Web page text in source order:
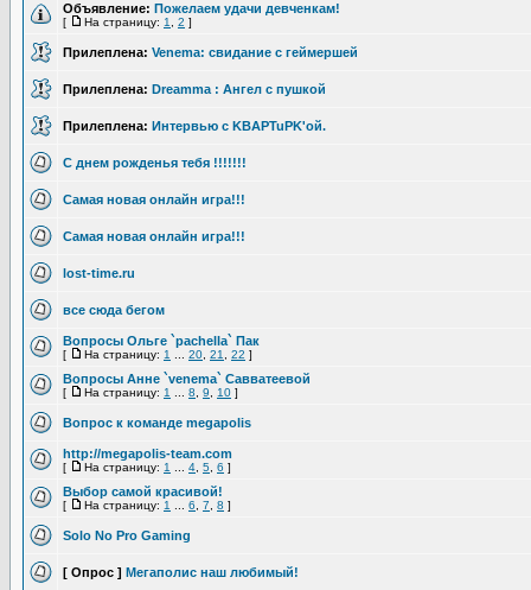
Объявление: Пожелаем удачи девченкам!
[ На страницу: 1 2 ]
Прилеплена: Venema: свидание с геймершей
Прилеплена: Dreamma : Ангел с пушкой
Прилеплена: Интервью c KBAPTuPK'ой.
С днем рожденья тебя !!!!!!!
Самая новая онлайн игра!!!
Самая новая онлайн игра!!!
lost-time.ru
все сюда бегом
Вопросы Ольге `pachella` Пак
[ На страницу: 1 20 21 22 ]
Вопросы Анне `venema` Савватеевой
[ На страницу: 1 8 9 10 ]
Вопрос к команде megapolis
http://megapolis-team.com
[ На страницу: 1 4 5 6 ]
Выбор самой красивой!
[ На страницу: 1 6 7 8 ]
Solo No Pro Gaming
[ Опрос ] Мегаполис наш любимый!